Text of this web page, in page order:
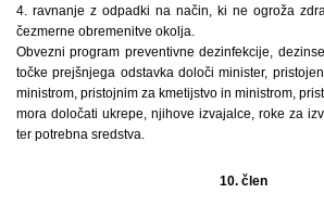
4. ravnanje z odpadki na način, ki ne ogroža
čezmerne obremenitve okolja.
Obvezni program preventivne dezinfekcije,
točke prejšnjega odstavka določi minister,
ministrom, pristojnim za kmetijstvo in ministrom,
mora določati ukrepe, njihove izvajalce, roke za
ter potrebna sredstva.
10. člen